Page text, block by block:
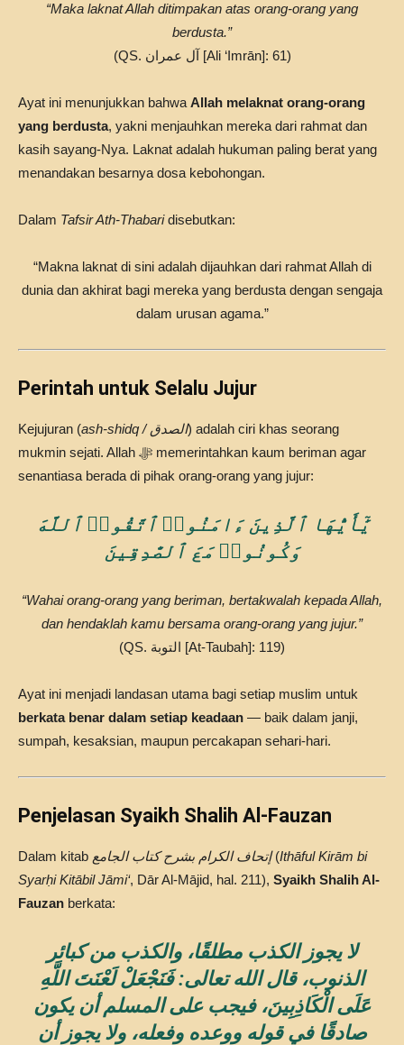
“Maka laknat Allah ditimpakan atas orang-orang yang
berdusta.”
(QS. آل عمران [Ali ‘Imrān]: 61)
Ayat ini menunjukkan bahwa Allah melaknat orang-orang
yang berdusta, yakni menjauhkan mereka dari rahmat dan
kasih sayang-Nya. Laknat adalah hukuman paling berat yang
menandakan besarnya dosa kebohongan.
Dalam Tafsir Ath-Thabaridisebutkan:
“Makna laknat di sini adalah dijauhkan dari rahmat Allah di
dunia dan akhirat bagi mereka yang berdusta dengan sengaja
dalam urusan agama.”
Perintah untuk Selalu Jujur
Kejujuran ( ash-shidq / الصدق) adalah ciri khas seorang
mukmin sejati. Allah ﷻ memerintahkan kaum beriman agar
senantiasa berada di pihak orang-orang yang jujur:
يَٰٓأَيُّهَا ٱلَّذِينَ ءَامَنُوا۟ ٱتَّقُوا۟ ٱللَّهَ
وَكُونُوا۟ مَعَ ٱلصَّٰدِقِينَ
“Wahai orang-orang yang beriman, bertakwalah kepada Allah,
dan hendaklah kamu bersama orang-orang yang jujur.”
(QS. التوبة [At-Taubah]: 119)
Ayat ini menjadi landasan utama bagi setiap muslim untuk
berkata benar dalam setiap keadaan — baik dalam janji,
sumpah, kesaksian, maupun percakapan sehari-hari.
Penjelasan Syaikh Shalih Al-Fauzan
Dalam kitab إتحاف الكرام بشرح كتاب الجامع(Ithāful Kirām bi
Syarḥi Kitābil Jāmi‘, Dār Al-Mājid, hal. 211), Syaikh Shalih Al-
Fauzan berkata:
لا يجوز الكذب مطلقًا، والكذب من كبائر
الذنوب، قال الله تعالى: فَنَجْعَلْ لَعْنَتَ اللَّهِ
عَلَى الْكَاذِبِينَ، فيجب على المسلم أن يكون
صادقًا في قوله ووعده وفعله، ولا يجوز أن